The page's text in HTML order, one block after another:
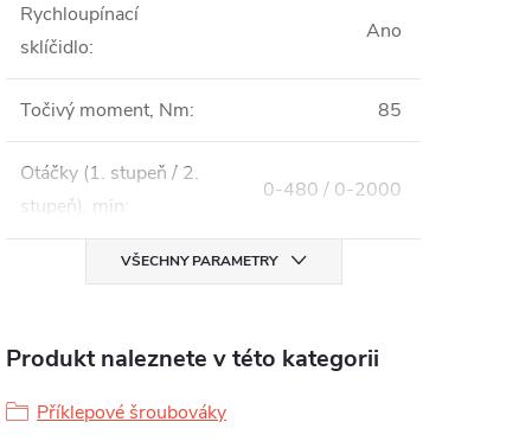
Rychloupínací
sklíčidlo:
Ano
Točivý moment, Nm: 85
Otáčky (1. stupeň / 2.
stupeň), min:
0-480 / 0-2000
VŠECHNY PARAMETRY
Produkt naleznete v této kategorii
Příklepové šroubováky